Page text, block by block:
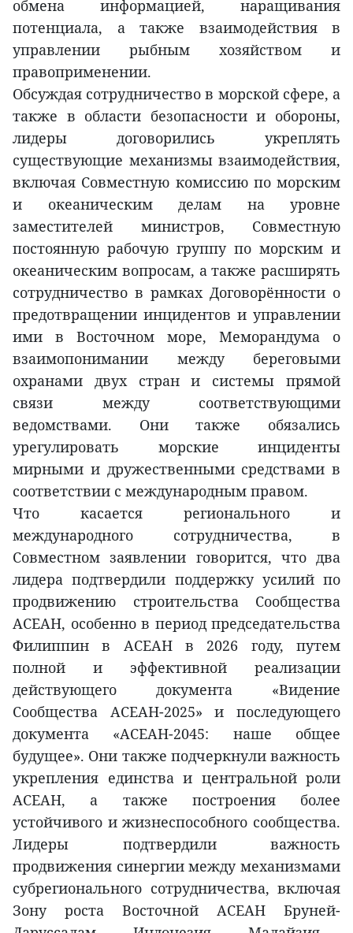
обмена информацией, наращивания
потенциала, а также взаимодействия в
управлении рыбным хозяйством и
правоприменении.
Обсуждая сотрудничество в морской сфере, а
также в области безопасности и обороны,
лидеры договорились укреплять
существующие механизмы взаимодействия,
включая Совместную комиссию по морским
и океаническим делам на уровне
заместителей министров, Совместную
постоянную рабочую группу по морским и
океаническим вопросам, а также расширять
сотрудничество в рамках Договорённости о
предотвращении инцидентов и управлении
ими в Восточном море, Меморандума о
взаимопонимании между береговыми
охранами двух стран и системы прямой
связи между соответствующими
ведомствами. Они также обязались
урегулировать морские инциденты
мирными и дружественными средствами в
соответствии с международным правом.
Что касается регионального и
международного сотрудничества, в
Совместном заявлении говорится, что два
лидера подтвердили поддержку усилий по
продвижению строительства Сообщества
АСЕАН, особенно в период председательства
Филиппин в АСЕАН в 2026 году, путем
полной и эффективной реализации
действующего документа «Видение
Сообщества АСЕАН-2025» и последующего
документа «АСЕАН-2045: наше общее
будущее». Они также подчеркнули важность
укрепления единства и центральной роли
АСЕАН, а также построения более
устойчивого и жизнеспособного сообщества.
Лидеры подтвердили важность
продвижения синергии между механизмами
субрегионального сотрудничества, включая
Зону роста Восточной АСЕАН Бруней-